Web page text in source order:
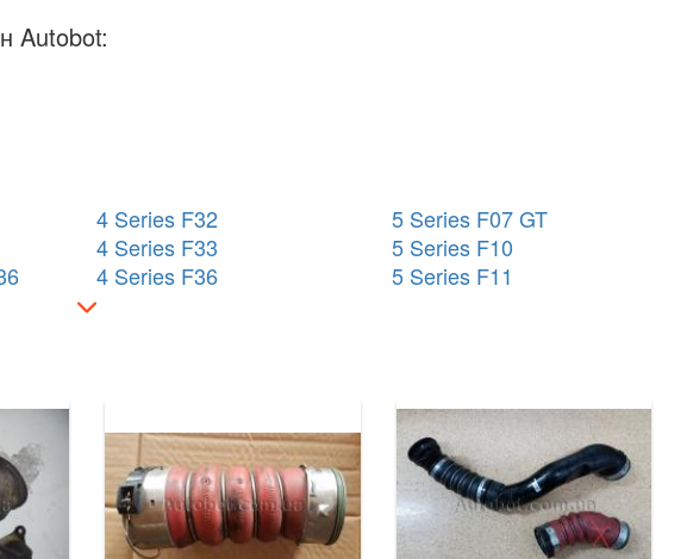
Autobot:
4 Series F32
4 Series F33
4 Series F36
5 Series F07 GT
5 Series F10
5 Series F11